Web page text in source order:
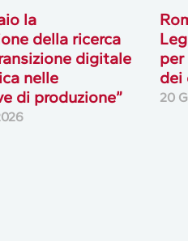
la
della ricerca
digitale
nelle
di produzione”
dei
20